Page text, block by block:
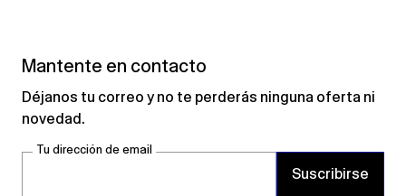
Mantente en contacto
Déjanos tu correo y no te perderás ninguna oferta ni
novedad.
Tu dirección de email
Suscribirse